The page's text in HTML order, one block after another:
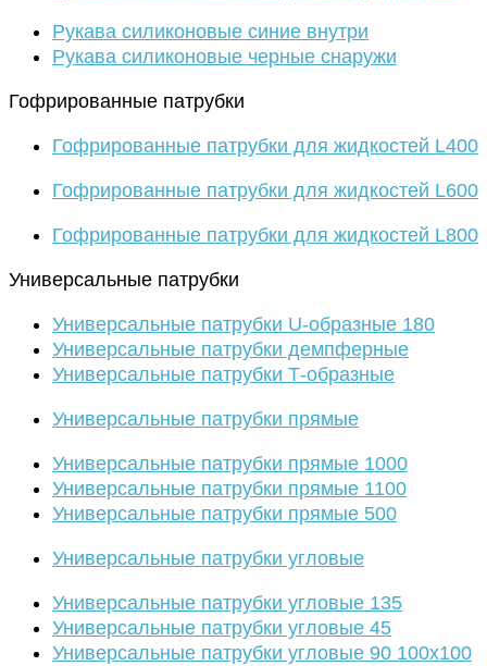
Рукава силиконовые синие внутри
Рукава силиконовые черные снаружи
Гофрированные патрубки
Гофрированные патрубки для жидкостей L400
Гофрированные патрубки для жидкостей L600
Гофрированные патрубки для жидкостей L800
Универсальные патрубки
Универсальные патрубки U-образные 180
Универсальные патрубки демпферные
Универсальные патрубки Т-образные
Универсальные патрубки прямые
Универсальные патрубки прямые 1000
Универсальные патрубки прямые 1100
Универсальные патрубки прямые 500
Универсальные патрубки угловые
Универсальные патрубки угловые 135
Универсальные патрубки угловые 45
Универсальные патрубки угловые 90 100х100